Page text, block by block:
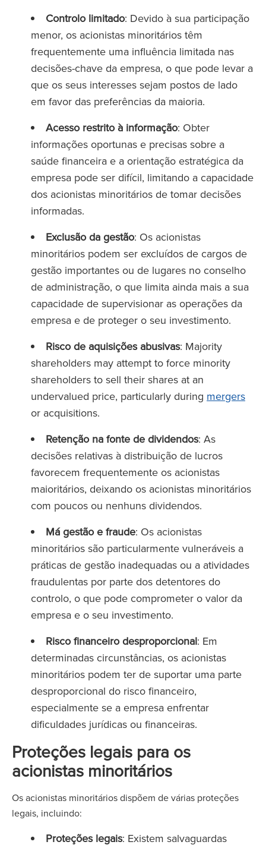
Controlo limitado: Devido à sua participação
menor, os acionistas minoritários têm
frequentemente uma influência limitada nas
decisões-chave da empresa, o que pode levar a
que os seus interesses sejam postos de lado
em favor das preferências da maioria.
Acesso restrito à informação: Obter
informações oportunas e precisas sobre a
saúde financeira e a orientação estratégica da
empresa pode ser difícil, limitando a capacidade
dos acionistas minoritários de tomar decisões
informadas.
Exclusão da gestão: Os acionistas
minoritários podem ser excluídos de cargos de
gestão importantes ou de lugares no conselho
de administração, o que limita ainda mais a sua
capacidade de supervisionar as operações da
empresa e de proteger o seu investimento.
Risco de aquisições abusivas: Majority
shareholders may attempt to force minority
shareholders to sell their shares at an
undervalued price, particularly during mergers
or acquisitions.
Retenção na fonte de dividendos: As
decisões relativas à distribuição de lucros
favorecem frequentemente os acionistas
maioritários, deixando os acionistas minoritários
com poucos ou nenhuns dividendos.
Má gestão e fraude: Os acionistas
minoritários são particularmente vulneráveis a
práticas de gestão inadequadas ou a atividades
fraudulentas por parte dos detentores do
controlo, o que pode comprometer o valor da
empresa e o seu investimento.
Risco financeiro desproporcional: Em
determinadas circunstâncias, os acionistas
minoritários podem ter de suportar uma parte
desproporcional do risco financeiro,
especialmente se a empresa enfrentar
dificuldades jurídicas ou financeiras.
Proteções legais para os
acionistas minoritários
Os acionistas minoritários dispõem de várias proteções
legais, incluindo:
Proteções legais: Existem salvaguardas